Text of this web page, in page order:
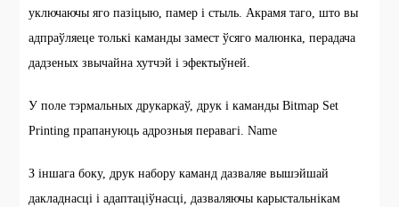
уключаючы яго пазіцыю, памер і стыль. Акрамя таго, што вы
адпраўляеце толькі каманды замест ўсяго малюнка, перадача
дадзеных звычайна хутчэй і эфектыўней.
У поле тэрмальных друкаркаў, друк і каманды Bitmap Set
Printing прапануюць адрозныя перавагі. Name
З іншага боку, друк набору каманд дазваляе вышэйшай
дакладнасці і адаптаціўнасці, дазваляючы карыстальнікам